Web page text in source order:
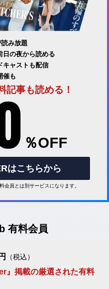
み放題
日の夜から読める
キャストも配信
催も
事も読める！
％OFF
はこちらから
員とは別サービスになります。
有料会員
（税込）
』掲載の厳選された有料